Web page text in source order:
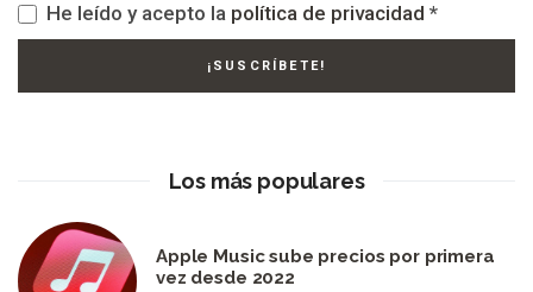
He leído y acepto la política de privacidad *
Los más populares
Apple Music sube precios por primera
vez desde 2022